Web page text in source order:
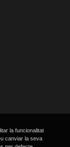
la funcionalitat
canviar la seva